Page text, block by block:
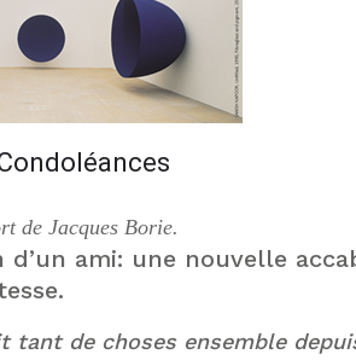
de Jacques Borie.
d’un ami: une nouvelle
tant de choses ensemble